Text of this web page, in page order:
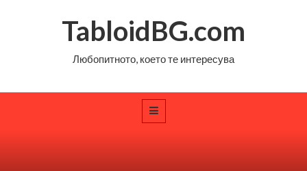
TabloidBG.com
Любопитното, което те интересува